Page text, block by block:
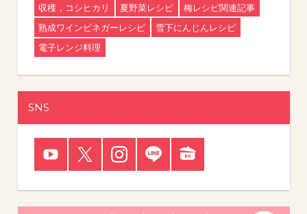
収穫，コシヒカリ
夏野菜レシピ
梅レシピ関連記事
熟成ワインビネガーレシピ
雪下にんじんレシピ
電子レンジ料理
SNS